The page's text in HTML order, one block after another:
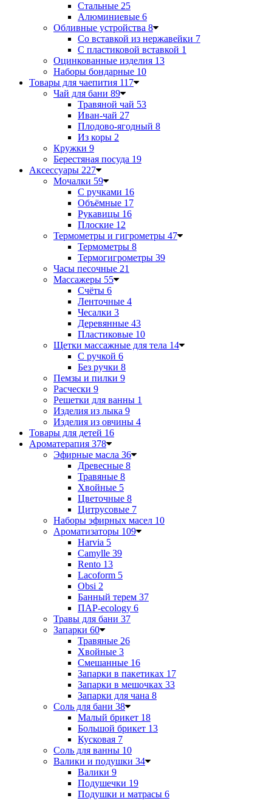
Стальные 25
Алюминиевые 6
Обливные устройства 8
Со вставкой из нержавейки 7
С пластиковой вставкой 1
Оцинкованные изделия 13
Наборы бондарные 10
Товары для чаепития 117
Чай для бани 89
Травяной чай 53
Иван-чай 27
Плодово-ягодный 8
Из коры 2
Кружки 9
Берестяная посуда 19
Аксессуары 227
Мочалки 59
С ручками 16
Объёмные 17
Рукавицы 16
Плоские 12
Термометры и гигрометры 47
Термометры 8
Термогигрометры 39
Часы песочные 21
Массажеры 55
Счёты 6
Ленточные 4
Чесалки 3
Деревянные 43
Пластиковые 10
Щетки массажные для тела 14
С ручкой 6
Без ручки 8
Пемзы и пилки 9
Расчески 9
Решетки для ванны 1
Изделия из лыка 9
Изделия из овчины 4
Товары для детей 16
Ароматерапия 378
Эфирные масла 36
Древесные 8
Травяные 8
Хвойные 5
Цветочные 8
Цитрусовые 7
Наборы эфирных масел 10
Ароматизаторы 109
Harvia 5
Camylle 39
Rento 13
Lacoform 5
Obsi 2
Банный терем 37
ПАР-ecology 6
Травы для бани 37
Запарки 60
Травяные 26
Хвойные 3
Смешанные 16
Запарки в пакетиках 17
Запарки в мешочках 33
Запарки для чана 8
Соль для бани 38
Малый брикет 18
Большой брикет 13
Кусковая 7
Соль для ванны 10
Валики и подушки 34
Валики 9
Подушечки 19
Подушки и матрасы 6